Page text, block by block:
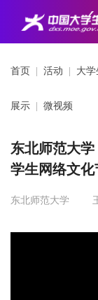
首页 活动 大
展示 微视频
东北师范大
学生网络文
东北师范大学